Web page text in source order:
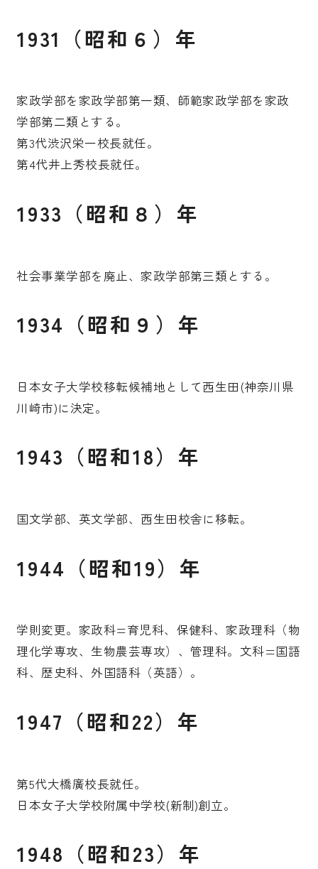
1931（昭和６）年
家政学部を家政学部第一類、師範家政学部を家政
学部第二類とする。
第3代渋沢栄一校長就任。
第4代井上秀校長就任。
1933（昭和８）年
社会事業学部を廃止、家政学部第三類とする。
1934（昭和９）年
日本女子大学校移転候補地として西生田(神奈川県
川崎市)に決定。
1943（昭和18）年
国文学部、英文学部、西生田校舎に移転。
1944（昭和19）年
学則変更。家政科=育児科、保健科、家政理科（物
理化学専攻、生物農芸専攻）、管理科。文科=国語
科、歴史科、外国語科（英語）。
1947（昭和22）年
第5代大橋廣校長就任。
日本女子大学校附属中学校(新制)創立。
1948（昭和23）年